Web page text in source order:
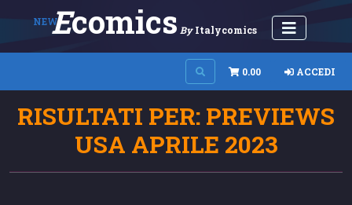
NEWEComics By Italycomics
0.00 ACCEDI
RISULTATI PER: PREVIEWS
USA APRILE 2023